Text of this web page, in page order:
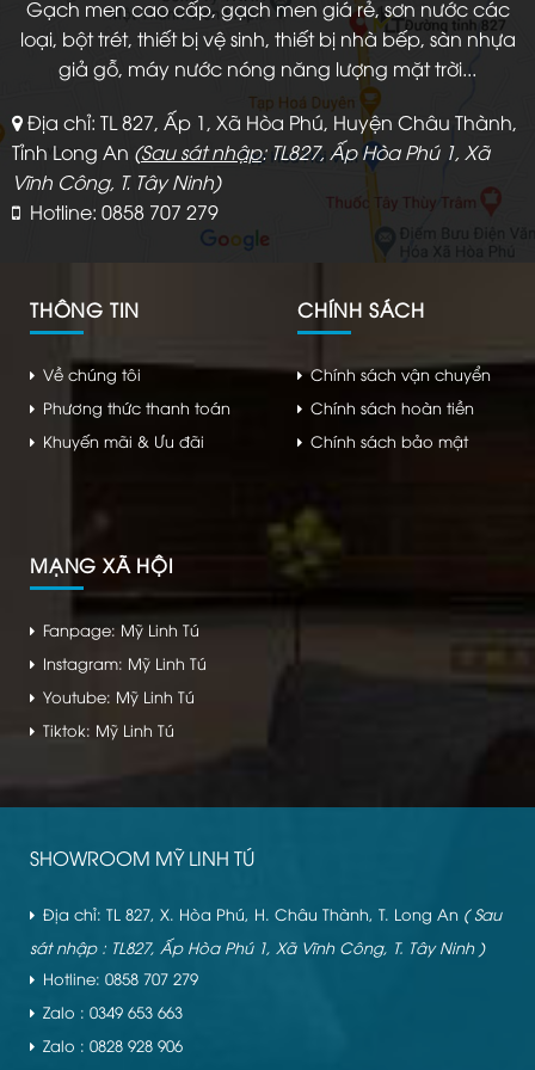
Gạch men cao cấp, gạch men giá rẻ, sơn nước các
loại, bột trét, thiết bị vệ sinh, thiết bị nhà bếp, sàn nhựa
giả gỗ, máy nước nóng năng lượng mặt trời...
Địa chỉ: TL 827, Ấp 1, Xã Hòa Phú, Huyện Châu Thành,
Tỉnh Long An (Sau sát nhập: TL827, Ấp Hòa Phú 1, Xã
Vĩnh Công, T. Tây Ninh)
Hotline: 0858 707 279
THÔNG TIN
Về chúng tôi
Phương thức thanh toán
Khuyến mãi & Ưu đãi
CHÍNH SÁCH
Chính sách vận chuyển
Chính sách hoàn tiền
Chính sách bảo mật
MẠNG XÃ HỘI
Fanpage: Mỹ Linh Tú
Instagram: Mỹ Linh Tú
Youtube: Mỹ Linh Tú
Tiktok: Mỹ Linh Tú
SHOWROOM MỸ LINH TÚ
Địa chỉ: TL 827, X. Hòa Phú, H. Châu Thành, T. Long An ( Sau
sát nhập : TL827, Ấp Hòa Phú 1, Xã Vĩnh Công, T. Tây Ninh )
Hotline: 0858 707 279
Zalo : 0349 653 663
Zalo : 0828 928 906